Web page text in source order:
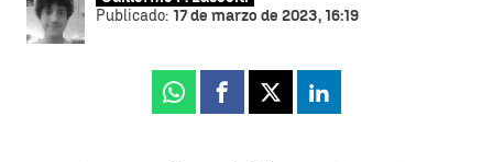
Publicado: 17 de marzo de 2023, 16:19
Whatsapp
Facebook
X Linkedin